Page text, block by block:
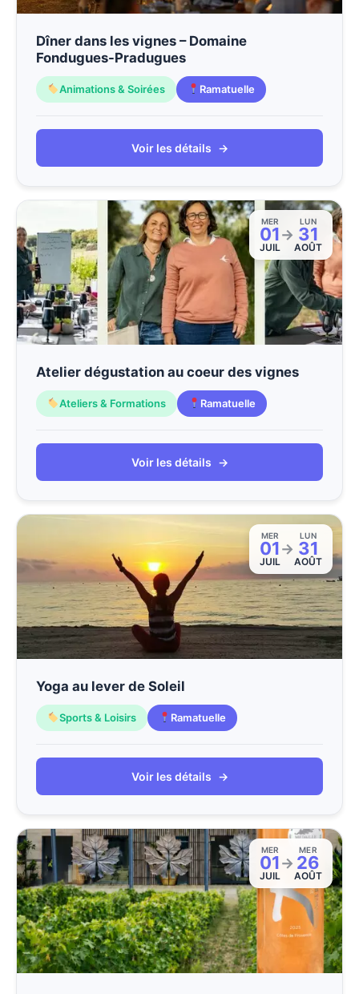
Dîner dans les vignes – Domaine
Fondugues-Pradugues
Animations & Soirées Ramatuelle
Voir les détails →
MER
01
JUIL
→
LUN
31
AOÛT
Atelier dégustation au coeur des vignes
Ateliers & Formations Ramatuelle
Voir les détails →
MER
01
JUIL
→
LUN
31
AOÛT
Yoga au lever de Soleil
Sports & Loisirs Ramatuelle
Voir les détails →
MER
01
JUIL
→
MER
26
AOÛT